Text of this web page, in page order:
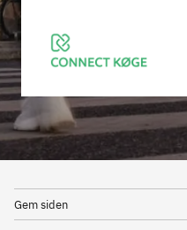
Gem siden